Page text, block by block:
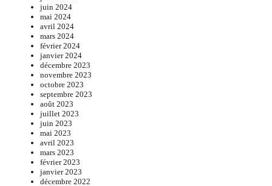
juin 2024
mai 2024
avril 2024
mars 2024
février 2024
janvier 2024
décembre 2023
novembre 2023
octobre 2023
septembre 2023
août 2023
juillet 2023
juin 2023
mai 2023
avril 2023
mars 2023
février 2023
janvier 2023
décembre 2022